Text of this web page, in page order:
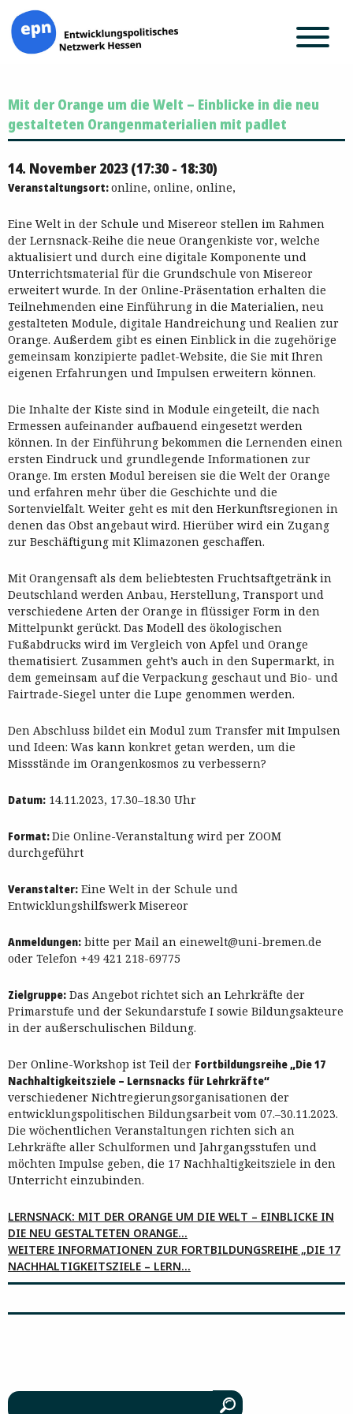
Inhalt
springen
Mit der Orange um die Welt – Einblicke in die neu
gestalteten Orangenmaterialien mit padlet
14. November 2023 (17:30 - 18:30)
Veranstaltungsort:online, online, online,
Eine Welt in der Schule und Misereor stellen im Rahmen
der Lernsnack-Reihe die neue Orangenkiste vor, welche
aktualisiert und durch eine digitale Komponente und
Unterrichtsmaterial für die Grundschule von Misereor
erweitert wurde. In der Online-Präsentation erhalten die
Teilnehmenden eine Einführung in die Materialien, neu
gestalteten Module, digitale Handreichung und Realien zur
Orange. Außerdem gibt es einen Einblick in die zugehörige
gemeinsam konzipierte padlet-Website, die Sie mit Ihren
eigenen Erfahrungen und Impulsen erweitern können.
Die Inhalte der Kiste sind in Module eingeteilt, die nach
Ermessen aufeinander aufbauend eingesetzt werden
können. In der Einführung bekommen die Lernenden einen
ersten Eindruck und grundlegende Informationen zur
Orange. Im ersten Modul bereisen sie die Welt der Orange
und erfahren mehr über die Geschichte und die
Sortenvielfalt. Weiter geht es mit den Herkunftsregionen in
denen das Obst angebaut wird. Hierüber wird ein Zugang
zur Beschäftigung mit Klimazonen geschaffen.
Mit Orangensaft als dem beliebtesten Fruchtsaftgetränk in
Deutschland werden Anbau, Herstellung, Transport und
verschiedene Arten der Orange in flüssiger Form in den
Mittelpunkt gerückt. Das Modell des ökologischen
Fußabdrucks wird im Vergleich von Apfel und Orange
thematisiert. Zusammen geht’s auch in den Supermarkt, in
dem gemeinsam auf die Verpackung geschaut und Bio- und
Fairtrade-Siegel unter die Lupe genommen werden.
Den Abschluss bildet ein Modul zum Transfer mit Impulsen
und Ideen: Was kann konkret getan werden, um die
Missstände im Orangenkosmos zu verbessern?
Datum: 14.11.2023, 17.30–18.30 Uhr
Format:Die Online-Veranstaltung wird per ZOOM
durchgeführt
Veranstalter: Eine Welt in der Schule und
Entwicklungshilfswerk Misereor
Anmeldungen: bitte per Mail an einewelt@uni-bremen.de
oder Telefon +49 421 218-69775
Zielgruppe: Das Angebot richtet sich an Lehrkräfte der
Primarstufe und der Sekundarstufe I sowie Bildungsakteure
in der außerschulischen Bildung.
Der Online-Workshop ist Teil der Fortbildungsreihe „Die 17
Nachhaltigkeitsziele – Lernsnacks für Lehrkräfte“
verschiedener Nichtregierungsorganisationen der
entwicklungspolitischen Bildungsarbeit vom 07.–30.11.2023.
Die wöchentlichen Veranstaltungen richten sich an
Lehrkräfte aller Schulformen und Jahrgangsstufen und
möchten Impulse geben, die 17 Nachhaltigkeitsziele in den
Unterricht einzubinden.
LERNSNACK: MIT DER ORANGE UM DIE WELT – EINBLICKE IN
DIE NEU GESTALTETEN ORANGE…
WEITERE INFORMATIONEN ZUR FORTBILDUNGSREIHE „DIE 17
NACHHALTIGKEITSZIELE – LERN…